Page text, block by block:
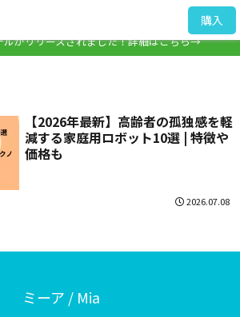
ルがリリースされました！詳細はこちら→
【2026年最新】高齢者の孤独感を軽
減する家庭用ロボット10選 | 特徴や
価格も
2026.07.08
ミーア / Mia
購入